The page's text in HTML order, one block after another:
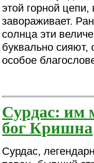
этой горной
завораживает.
солнца эти
буквально сияют,
особое
Сурдас: им
бог Кришна
Сурдас,